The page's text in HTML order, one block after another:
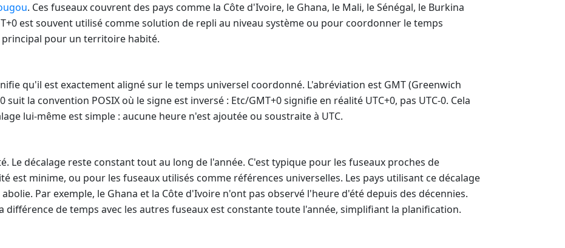
. Ces fuseaux couvrent des pays comme la Côte d'Ivoire, le Ghana, le Mali, le Sénégal, le Burkina
est souvent utilisé comme solution de repli au niveau système ou pour coordonner le temps
principal pour un territoire habité.
qu'il est exactement aligné sur le temps universel coordonné. L'abréviation est GMT (Greenwich
suit la convention POSIX où le signe est inversé : Etc/GMT+0 signifie en réalité UTC+0, pas UTC-0. Cela
lui-même est simple : aucune heure n'est ajoutée ou soustraite à UTC.
Le décalage reste constant tout au long de l'année. C'est typique pour les fuseaux proches de
est minime, ou pour les fuseaux utilisés comme références universelles. Les pays utilisant ce décalage
Par exemple, le Ghana et la Côte d'Ivoire n'ont pas observé l'heure d'été depuis des décennies.
différence de temps avec les autres fuseaux est constante toute l'année, simplifiant la planification.